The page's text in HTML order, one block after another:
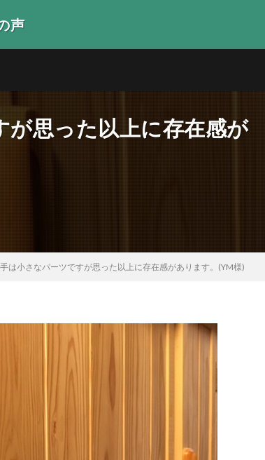
声
思った以上に存在感が
は小さなパーツですが思った以上に存在感があります。(YM様)